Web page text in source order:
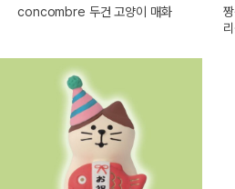
concombre 두건 고양이 매화